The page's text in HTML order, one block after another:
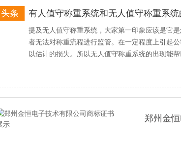
有人值守称重系统和无人值守称重系统
头条
提及无人值守称重系统，大家第一印象应该是它
者无法对称重流程进行监管。在一定程度上引起
以估计的损失。所以无人值守称重系统的出现能
郑州金